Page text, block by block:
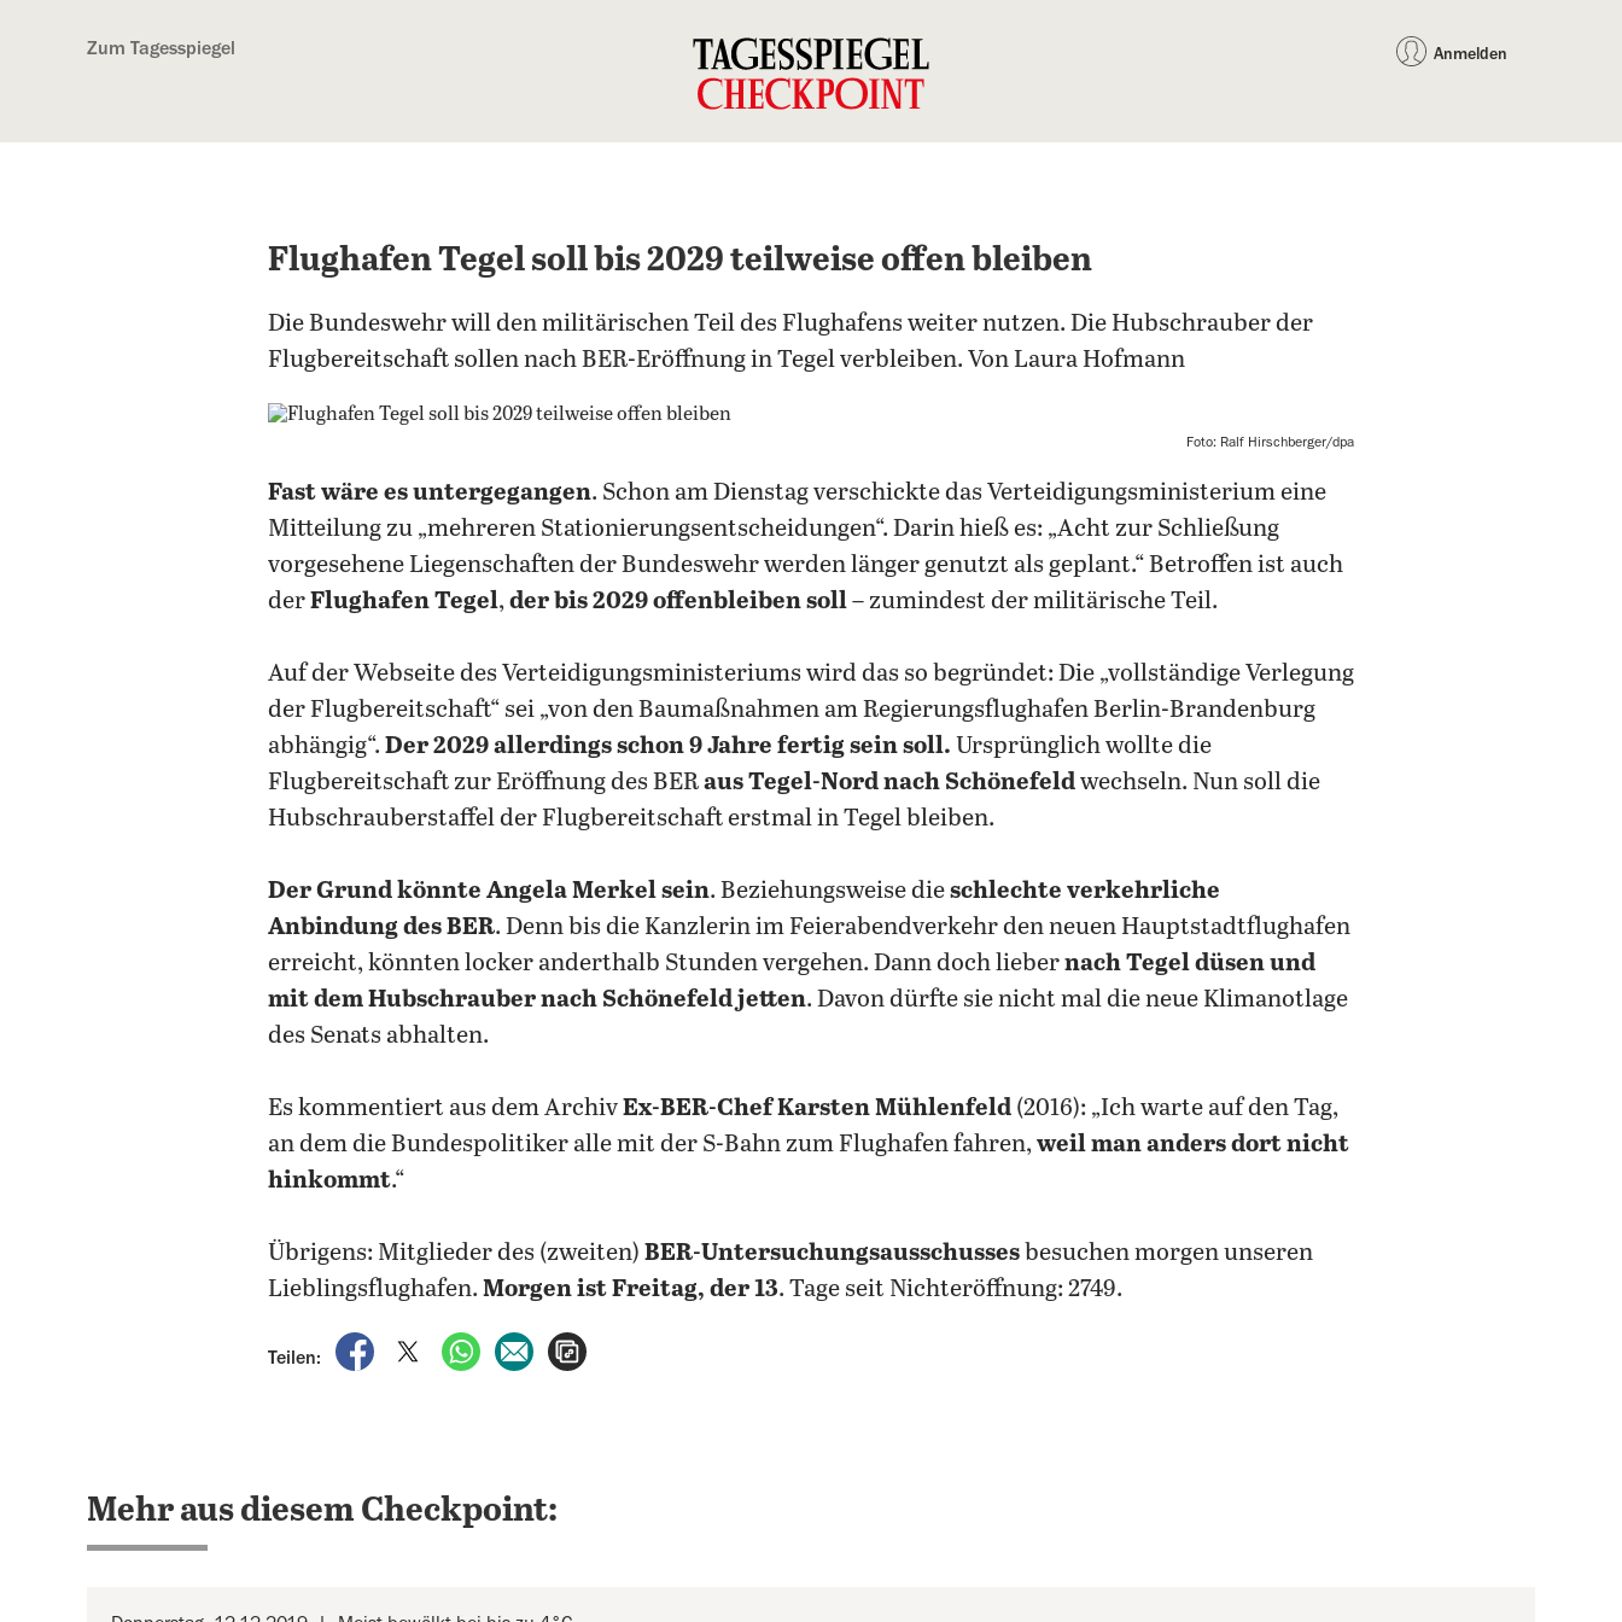
Zum Tagesspiegel Anmelden
Flughafen Tegel soll bis 2029 teilweise offen bleiben
Die Bundeswehr will den militärischen Teil des Flughafens weiter nutzen. Die Hubschrauber der
Flugbereitschaft sollen nach BER-Eröffnung in Tegel verbleiben. Von Laura Hofmann
Foto: Ralf Hirschberger/dpa
Fast wäre es untergegangen. Schon am Dienstag verschickte das Verteidigungsministerium eine
Mitteilung zu „mehreren Stationierungsentscheidungen“. Darin hieß es: „Acht zur Schließung
vorgesehene Liegenschaften der Bundeswehr werden länger genutzt als geplant.“ Betroffen ist auch
derFlughafen Tegel,der bis 2029 offenbleiben soll– zumindest der militärische Teil.
Auf der Webseite des Verteidigungsministeriums wird das so begründet: Die „vollständige Verlegung
der Flugbereitschaft“ sei „von den Baumaßnahmen am Regierungsflughafen Berlin-Brandenburg
abhängig“. Der 2029 allerdings schon 9 Jahre fertig sein soll. Ursprünglich wollte die
Flugbereitschaft zur Eröffnung des BERaus Tegel-Nord nach Schönefeldwechseln. Nun soll die
Hubschrauberstaffel der Flugbereitschaft erstmal in Tegel bleiben.
Der Grund könnte Angela Merkel sein. Beziehungsweise dieschlechte verkehrliche
Anbindung des BER. Denn bis die Kanzlerin im Feierabendverkehr den neuen Hauptstadtflughafen
erreicht, könnten locker anderthalb Stunden vergehen. Dann doch liebernach Tegel düsen und
mit dem Hubschrauber nach Schönefeld jetten. Davon dürfte sie nicht mal die neue Klimanotlage
des Senats abhalten.
Es kommentiert aus dem ArchivEx-BER-Chef Karsten Mühlenfeld (2016): „Ich warte auf den Tag,
an dem die Bundespolitiker alle mit der S-Bahn zum Flughafen fahren,weil man anders dort nicht
hinkommt.“
Übrigens: Mitglieder des (zweiten) BER-Untersuchungsausschusses besuchen morgen unseren
Lieblingsflughafen. Morgen ist Freitag, der 13. Tage seit Nichteröffnung: 2749.
Teilen:
auf Facebook teilen
auf X teilenper WhatsApp teilen
per E-Mail teilen
Mehr aus diesem Checkpoint: